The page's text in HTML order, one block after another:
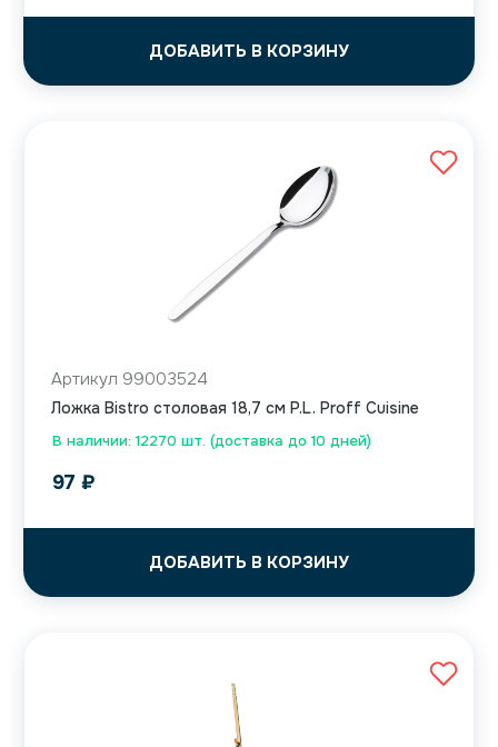
ДОБАВИТЬ В КОРЗИНУ
В наличии: 12270 шт. (доставка до 10 дней)
Артикул 99003524
Ложка Bistro столовая 18,7 см P.L. Proff Cuisine
97 ₽
ДОБАВИТЬ В КОРЗИНУ